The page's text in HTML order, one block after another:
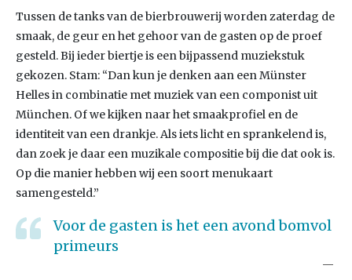
Tussen de tanks van de bierbrouwerij worden zaterdag de
smaak, de geur en het gehoor van de gasten op de proef
gesteld. Bij ieder biertje is een bijpassend muziekstuk
gekozen. Stam: “Dan kun je denken aan een Münster
Helles in combinatie met muziek van een componist uit
München. Of we kijken naar het smaakprofiel en de
identiteit van een drankje. Als iets licht en sprankelend is,
dan zoek je daar een muzikale compositie bij die dat ook is.
Op die manier hebben wij een soort menukaart
samengesteld.”
Voor de gasten is het een avond bomvol
primeurs